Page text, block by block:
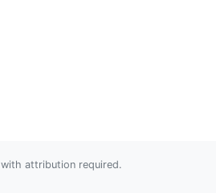
with attribution required.